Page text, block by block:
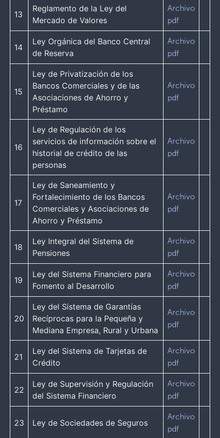
13
Reglamento de la Ley del
Mercado de Valores
Archivo
pdf
14
Ley Orgánica del Banco Central
de Reserva
Archivo
pdf
15
Ley de Privatización de los
Bancos Comerciales y de las
Asociaciones de Ahorro y
Préstamo
Archivo
pdf
16
Ley de Regulación de los
servicios de información sobre el
historial de crédito de las
personas
Archivo
pdf
17
Ley de Saneamiento y
Fortalecimiento de los Bancos
Comerciales y Asociaciones de
Ahorro y Préstamo
Archivo
pdf
18
Ley Integral del Sistema de
Pensiones
Archivo
pdf
19
Ley del Sistema Financiero para
Fomento al Desarrollo
Archivo
pdf
20
Ley del Sistema de Garantías
Recíprocas para la Pequeña y
Mediana Empresa, Rural y Urbana
Archivo
pdf
21
Ley del Sistema de Tarjetas de
Crédito
Archivo
pdf
22
Ley de Supervisión y Regulación
del Sistema Financiero
Archivo
pdf
23 Ley de Sociedades de Seguros
Archivo
pdf